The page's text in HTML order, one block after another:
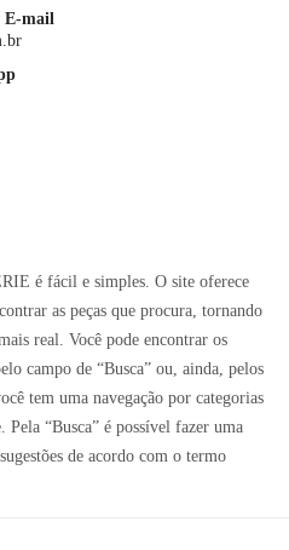
E-mail
é fácil e simples. O site oferece
as peças que procura, tornando
real. Você pode encontrar os
campo de “Busca” ou, ainda, pelos
tem uma navegação por categorias
“Busca” é possível fazer uma
de acordo com o termo